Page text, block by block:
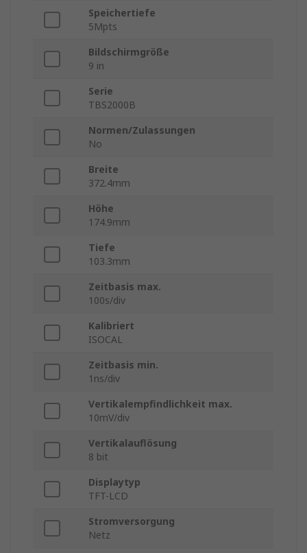
Speichertiefe
5Mpts
Bildschirmgröße
9 in
Serie
TBS2000B
Normen/Zulassungen
No
Breite
372.4mm
Höhe
174.9mm
Tiefe
103.3mm
Zeitbasis max.
100s/div
Kalibriert
ISOCAL
Zeitbasis min.
1ns/div
Vertikalempfindlichkeit max.
10mV/div
Vertikalauflösung
8 bit
Displaytyp
TFT-LCD
Stromversorgung
Netz